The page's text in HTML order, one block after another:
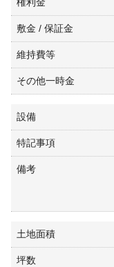
権利金
敷金 / 保証金
維持費等
その他一時金
設備
特記事項
備考
土地面積
坪数